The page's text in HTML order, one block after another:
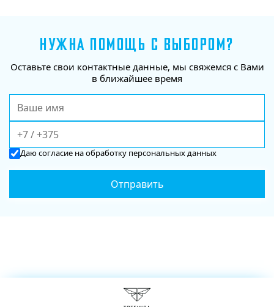
НУЖНА ПОМОЩЬ С ВЫБОРОМ?
Оставьте свои контактные данные, мы свяжемся с Вами
в ближайшее время
Даюсогласие на обработку персональных данных